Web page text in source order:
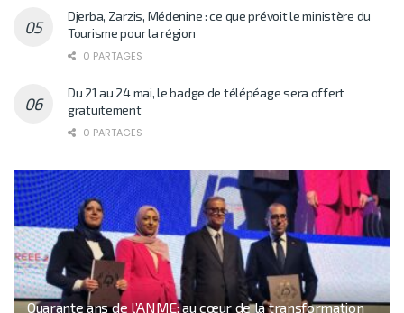
Djerba, Zarzis, Médenine : ce que prévoit le ministère du
Tourisme pour la région
0 PARTAGES
Du 21 au 24 mai, le badge de télépéage sera offert
gratuitement
0 PARTAGES
Quarante ans de l’ANME: au cœur de la transformation